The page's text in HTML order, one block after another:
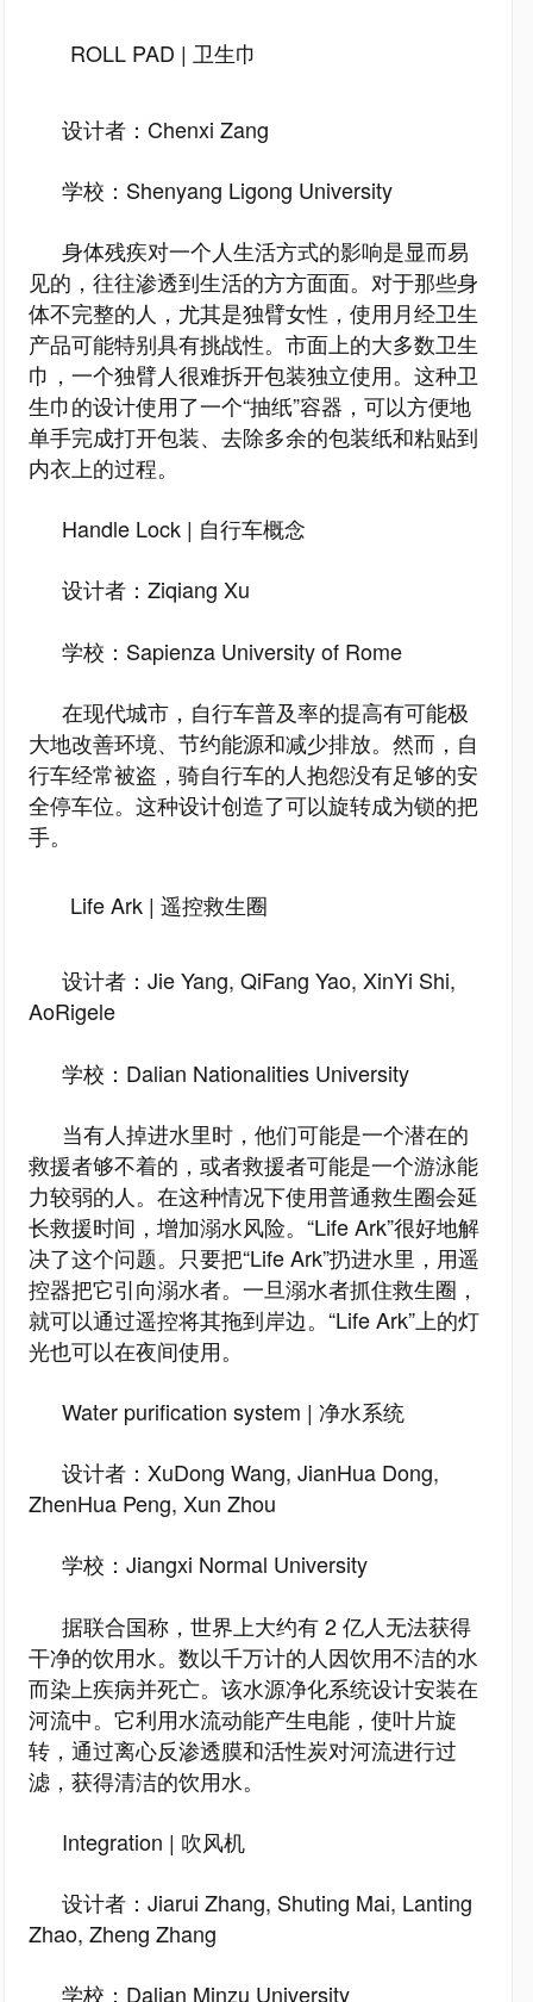
ROLL PAD | 卫生巾
设计者：Chenxi Zang
学校：Shenyang Ligong University
身体残疾对一个人生活方式的影响是显而易
见的，往往渗透到生活的方方面面。对于那些身
体不完整的人，尤其是独臂女性，使用月经卫生
产品可能特别具有挑战性。市面上的大多数卫生
巾，一个独臂人很难拆开包装独立使用。这种卫
生巾的设计使用了一个“抽纸”容器，可以方便地
单手完成打开包装、去除多余的包装纸和粘贴到
内衣上的过程。
Handle Lock | 自行车概念
设计者：Ziqiang Xu
学校：Sapienza University of Rome
在现代城市，自行车普及率的提高有可能极
大地改善环境、节约能源和减少排放。然而，自
行车经常被盗，骑自行车的人抱怨没有足够的安
全停车位。这种设计创造了可以旋转成为锁的把
手。
Life Ark | 遥控救生圈
设计者：Jie Yang, QiFang Yao, XinYi Shi,
AoRigele
学校：Dalian Nationalities University
当有人掉进水里时，他们可能是一个潜在的
救援者够不着的，或者救援者可能是一个游泳能
力较弱的人。在这种情况下使用普通救生圈会延
长救援时间，增加溺水风险。“Life Ark”很好地解
决了这个问题。只要把“Life Ark”扔进水里，用遥
控器把它引向溺水者。一旦溺水者抓住救生圈，
就可以通过遥控将其拖到岸边。“Life Ark”上的灯
光也可以在夜间使用。
Water purification system | 净水系统
设计者：XuDong Wang, JianHua Dong,
ZhenHua Peng, Xun Zhou
学校：Jiangxi Normal University
据联合国称，世界上大约有 2 亿人无法获得
干净的饮用水。数以千万计的人因饮用不洁的水
而染上疾病并死亡。该水源净化系统设计安装在
河流中。它利用水流动能产生电能，使叶片旋
转，通过离心反渗透膜和活性炭对河流进行过
滤，获得清洁的饮用水。
Integration | 吹风机
设计者：Jiarui Zhang, Shuting Mai, Lanting
Zhao, Zheng Zhang
学校：Dalian Minzu University